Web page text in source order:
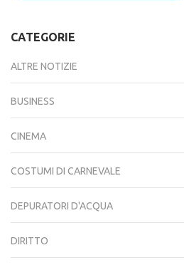
CATEGORIE
ALTRE NOTIZIE
BUSINESS
CINEMA
COSTUMI DI CARNEVALE
DEPURATORI D'ACQUA
DIRITTO